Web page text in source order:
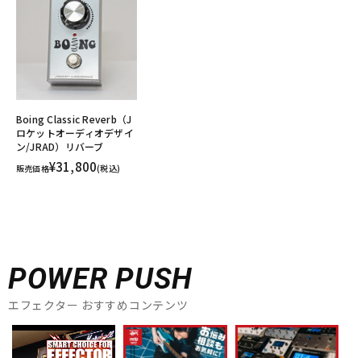
Boing Classic Reverb（J
ロケットオーディオデザイ
ン/JRAD）リバーブ
販売価格¥31,800(税込)
POWER PUSH
エフェクター おすすめコンテンツ